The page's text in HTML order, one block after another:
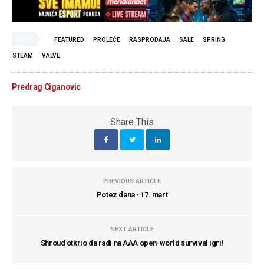
FEATURED PROLEĆE RASPRODAJA SALE SPRING
STEAM VALVE
Predrag Ciganovic
Share This
PREVIOUS ARTICLE
Potez dana - 17. mart
NEXT ARTICLE
Shroud otkrio da radi na AAA open-world survival igri!